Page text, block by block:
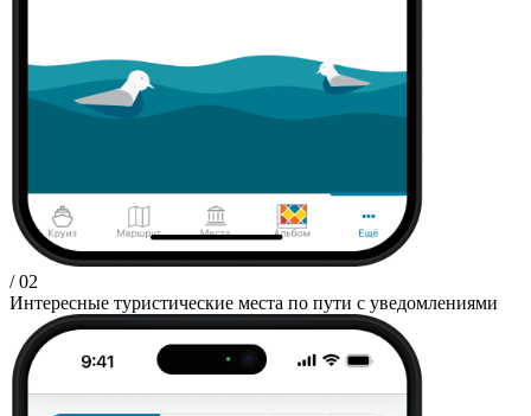
/ 02
Интересные туристические места по пути с уведомлениями